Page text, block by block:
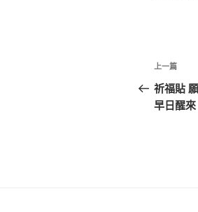
文
章
導
上
一
篇
上一篇
祈福貼
早日醒來